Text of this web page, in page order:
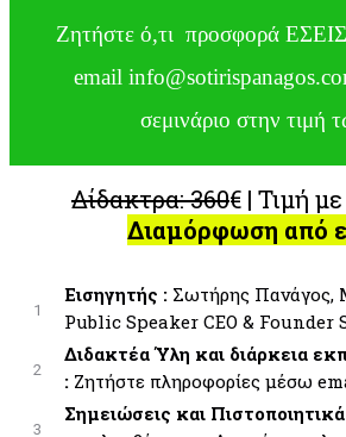
Ζητήστε ό,τι προσφορά ΕΣΕΙΣ
email
σεμινάριο στην τιμή
Δίδακτρα: 360€ | Τιμή
Διαμόρφωση από
1
Εισηγητής : Σωτήρης Πανάγος,
Public Speaker CEO & Founder
2
Διδακτέα Ύλη και διάρκεια
: Ζητήστε πληροφορίες μέσω
3
Σημειώσεις και